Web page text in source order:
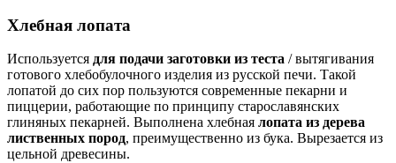
Хлебная лопата
Используется для подачи заготовки из теста / вытягивания
готового хлебобулочного изделия из русской печи. Такой
лопатой до сих пор пользуются современные пекарни и
пиццерии, работающие по принципу старославянских
глиняных пекарней. Выполнена хлебная лопата из дерева
лиственных пород, преимущественно из бука. Вырезается из
цельной древесины.